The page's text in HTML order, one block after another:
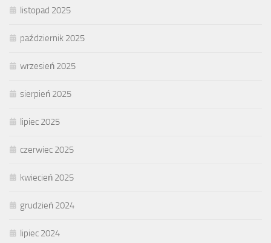
listopad 2025
październik 2025
wrzesień 2025
sierpień 2025
lipiec 2025
czerwiec 2025
kwiecień 2025
grudzień 2024
lipiec 2024